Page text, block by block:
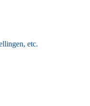
etc.